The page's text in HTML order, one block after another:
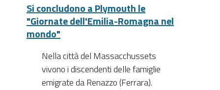
Si concludono a Plymouth le
"Giornate dell'Emilia-Romagna nel
mondo"
Nella città del Massacchussets
vivono i discendenti delle famiglie
emigrate da Renazzo (Ferrara).